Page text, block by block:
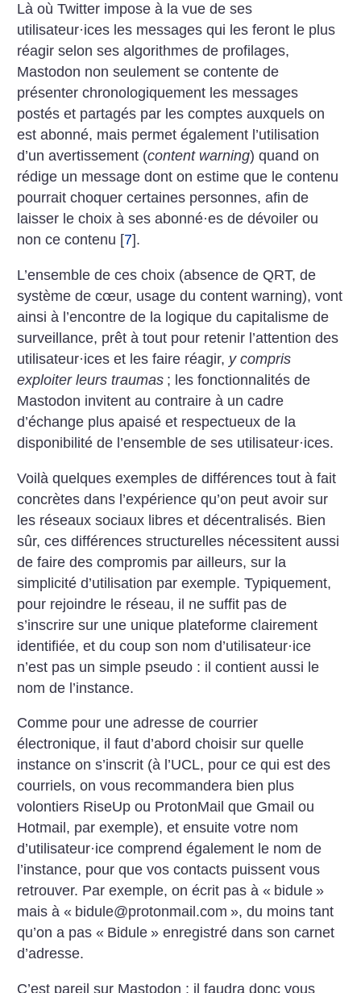
Là où Twitter impose à la vue de ses
utilisateur·ices les messages qui les feront le plus
réagir selon ses algorithmes de profilages,
Mastodon non seulement se contente de
présenter chronologiquement les messages
postés et partagés par les comptes auxquels on
est abonné, mais permet également l’utilisation
d’un avertissement (content warning) quand on
rédige un message dont on estime que le contenu
pourrait choquer certaines personnes, afin de
laisser le choix à ses abonné·es de dévoiler ou
non ce contenu [7].
L’ensemble de ces choix (absence de QRT, de
système de cœur, usage du content warning), vont
ainsi à l’encontre de la logique du capitalisme de
surveillance, prêt à tout pour retenir l’attention des
utilisateur·ices et les faire réagir, y compris
exploiter leurs traumas ; les fonctionnalités de
Mastodon invitent au contraire à un cadre
d’échange plus apaisé et respectueux de la
disponibilité de l’ensemble de ses utilisateur·ices.
Voilà quelques exemples de différences tout à fait
concrètes dans l’expérience qu’on peut avoir sur
les réseaux sociaux libres et décentralisés. Bien
sûr, ces différences structurelles nécessitent aussi
de faire des compromis par ailleurs, sur la
simplicité d’utilisation par exemple. Typiquement,
pour rejoindre le réseau, il ne suffit pas de
s’inscrire sur une unique plateforme clairement
identifiée, et du coup son nom d’utilisateur·ice
n’est pas un simple pseudo : il contient aussi le
nom de l’instance.
Comme pour une adresse de courrier
électronique, il faut d’abord choisir sur quelle
instance on s’inscrit (à l’UCL, pour ce qui est des
courriels, on vous recommandera bien plus
volontiers RiseUp ou ProtonMail que Gmail ou
Hotmail, par exemple), et ensuite votre nom
d’utilisateur·ice comprend également le nom de
l’instance, pour que vos contacts puissent vous
retrouver. Par exemple, on écrit pas à « bidule »
mais à « bidule@protonmail.com », du moins tant
qu’on a pas « Bidule » enregistré dans son carnet
d’adresse.
C’est pareil sur Mastodon : il faudra donc vous